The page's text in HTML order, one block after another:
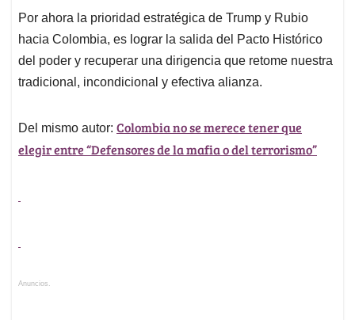
Por ahora la prioridad estratégica de Trump y Rubio
hacia Colombia, es lograr la salida del Pacto Histórico
del poder y recuperar una dirigencia que retome nuestra
tradicional, incondicional y efectiva alianza.
Del mismo autor: Colombia no se merece tener que
elegir entre “Defensores de la mafia o del terrorismo”
Anuncios.